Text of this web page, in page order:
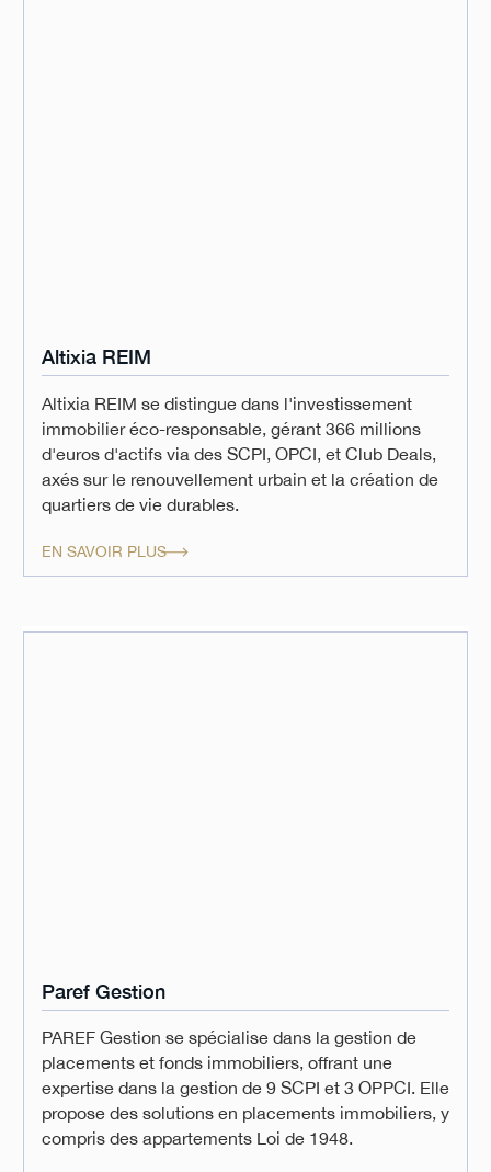
Altixia REIM
Altixia REIM se distingue dans l'investissement
immobilier éco-responsable, gérant 366 millions
d'euros d'actifs via des SCPI, OPCI, et Club Deals,
axés sur le renouvellement urbain et la création de
quartiers de vie durables.
EN SAVOIR PLUS
Paref Gestion
PAREF Gestion se spécialise dans la gestion de
placements et fonds immobiliers, offrant une
expertise dans la gestion de 9 SCPI et 3 OPPCI. Elle
propose des solutions en placements immobiliers, y
compris des appartements Loi de 1948.